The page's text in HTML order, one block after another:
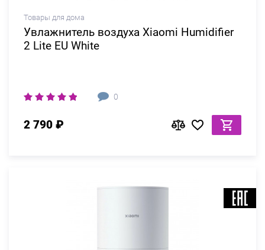
Товары для дома
Увлажнитель воздуха Xiaomi Humidifier
2 Lite EU White
0
2 790 ₽